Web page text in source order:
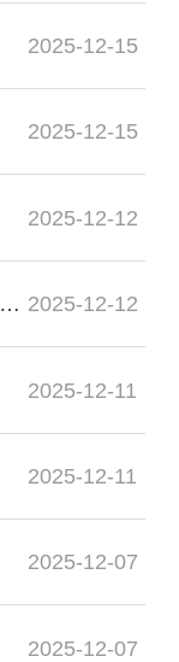
2025-12-15
2025-12-15
2025-12-12
钢化艺术玻璃加工生产厂家改造案例图 2025-12-12
2025-12-11
2025-12-11
2025-12-07
2025-12-07